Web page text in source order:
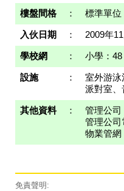
樓盤間格 ： 標準單位
入伙日期 ： 2009年11
學校網 ： 小學：
設施 ：
室外游泳
派對室、
其他資料 ：
管理公司
管理公司
物業管網
免責聲明: